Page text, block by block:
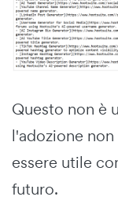
Questo non è
l'adozione
essere utile
futuro.